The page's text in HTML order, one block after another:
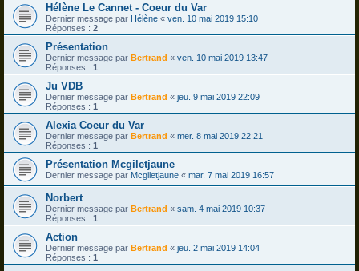
Hélène Le Cannet - Coeur du Var
Dernier message par Hélène « ven. 10 mai 2019 15:10
Réponses : 2
Présentation
Dernier message par Bertrand « ven. 10 mai 2019 13:47
Réponses : 1
Ju VDB
Dernier message par Bertrand « jeu. 9 mai 2019 22:09
Réponses : 1
Alexia Coeur du Var
Dernier message par Bertrand « mer. 8 mai 2019 22:21
Réponses : 1
Présentation Mcgiletjaune
Dernier message par Mcgiletjaune « mar. 7 mai 2019 16:57
Norbert
Dernier message par Bertrand « sam. 4 mai 2019 10:37
Réponses : 1
Action
Dernier message par Bertrand « jeu. 2 mai 2019 14:04
Réponses : 1